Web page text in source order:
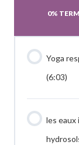
0%
Yoga
(6:03)
les